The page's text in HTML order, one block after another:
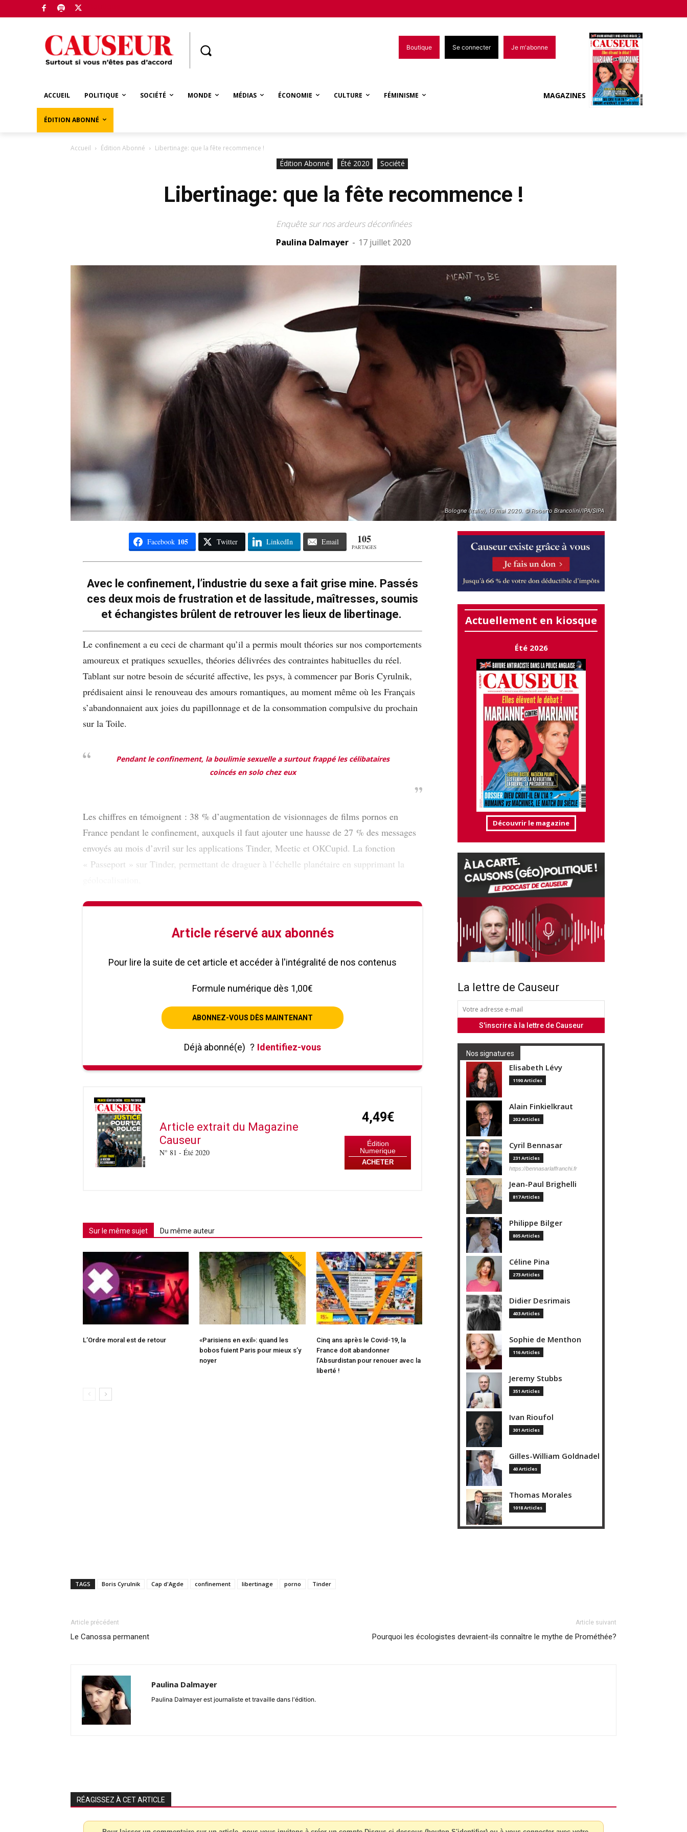
Boutique Se connecter Je m'abonne
ACCUEIL POLITIQUE SOCIÉTÉ MONDE MÉDIAS ÉCONOMIE CULTURE FÉMINISME
ÉDITION ABONNÉ
MAGAZINES
Accueil Édition Abonné Libertinage: que la fête recommence !
Édition Abonné Été 2020 Société
Libertinage: que la fête recommence !
Enquête sur nos ardeurs déconfinées
Paulina Dalmayer - 17 juillet 2020
Bologne (Italie), 16 mai 2020. © Roberto Brancolini/IPA/SIPA
Facebook 105 Twitter LinkedIn Email 105
PARTAGES
Avec le confinement, l’industrie du sexe a fait grise mine. Passés
ces deux mois de frustration et de lassitude, maîtresses, soumis
et échangistes brûlent de retrouver les lieux de libertinage.
Le confinement a eu ceci de charmant qu’il a permis moult théories sur nos comportements
amoureux et pratiques sexuelles, théories délivrées des contraintes habituelles du réel.
Tablant sur notre besoin de sécurité affective, les psys, à commencer par Boris Cyrulnik,
prédisaient ainsi le renouveau des amours romantiques, au moment même où les Français
s’abandonnaient aux joies du papillonnage et de la consommation compulsive du prochain
sur la Toile.
Pendant le confinement, la boulimie sexuelle a surtout frappé les célibataires
coincés en solo chez eux
Les chiffres en témoignent : 38 % d’augmentation de visionnages de films pornos en
France pendant le confinement, auxquels il faut ajouter une hausse de 27 % des messages
envoyés au mois d’avril sur les applications Tinder, Meetic et OKCupid. La fonction
« Passeport » sur Tinder, permettant de draguer à l’échelle planétaire en supprimant la
Article réservé aux abonnés
Pour lire la suite de cet article et accéder à l'intégralité de nos contenus
Formule numérique dès 1,00€
ABONNEZ-VOUS DÈS MAINTENANT
Déjà abonné(e) ? Identifiez-vous
Article extrait du Magazine
Causeur
N° 81 - Été 2020
4,49€
Édition
Numerique
ACHETER
Sur le même sujet Du même auteur
L’Ordre moral est de retour
Abonné
«Parisiens en exil»: quand les
bobos fuient Paris pour mieux s’y
noyer
Cinq ans après le Covid-19, la
France doit abandonner
l’Absurdistan pour renouer avec la
liberté !
Actuellement en kiosque
Été 2026
Découvrir le magazine
La lettre de Causeur
Nos signatures
Elisabeth Lévy
1190 Articles
Alain Finkielkraut
202 Articles
Cyril Bennasar
231 Articles
https://bennasarlaffranchi.fr
Jean-Paul Brighelli
817 Articles
Philippe Bilger
805 Articles
Céline Pina
273 Articles
Didier Desrimais
403 Articles
Sophie de Menthon
116 Articles
Jeremy Stubbs
351 Articles
Ivan Rioufol
301 Articles
Gilles-William Goldnadel
40 Articles
Thomas Morales
1018 Articles
TAGS Boris Cyrulnik Cap d'Agde confinement libertinage porno Tinder
Article précédent
Le Canossa permanent
Article suivant
Pourquoi les écologistes devraient-ils connaître le mythe de Prométhée?
Paulina Dalmayer
Paulina Dalmayer est journaliste et travaille dans l'édition.
RÉAGISSEZ À CET ARTICLE